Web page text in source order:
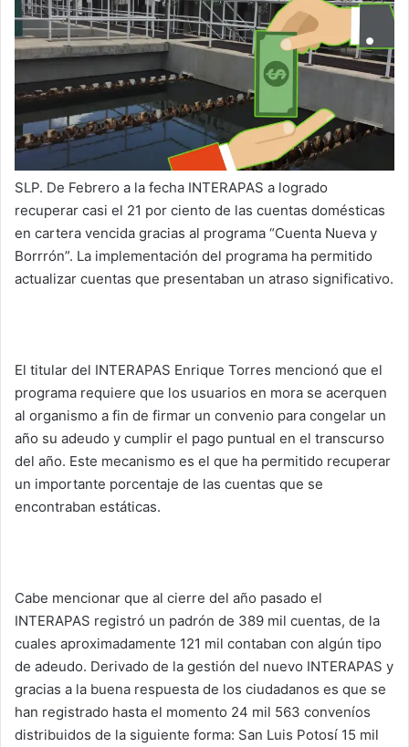
SLP. De Febrero a la fecha INTERAPAS a logrado
recuperar casi el 21 por ciento de las cuentas domésticas
en cartera vencida gracias al programa “Cuenta Nueva y
Borrrón”. La implementación del programa ha permitido
actualizar cuentas que presentaban un atraso significativo.
El titular del INTERAPAS Enrique Torres mencionó que el
programa requiere que los usuarios en mora se acerquen
al organismo a fin de firmar un convenio para congelar un
año su adeudo y cumplir el pago puntual en el transcurso
del año. Este mecanismo es el que ha permitido recuperar
un importante porcentaje de las cuentas que se
encontraban estáticas.
Cabe mencionar que al cierre del año pasado el
INTERAPAS registró un padrón de 389 mil cuentas, de la
cuales aproximadamente 121 mil contaban con algún tipo
de adeudo. Derivado de la gestión del nuevo INTERAPAS y
gracias a la buena respuesta de los ciudadanos es que se
han registrado hasta el momento 24 mil 563 conveníos
distribuidos de la siguiente forma: San Luis Potosí 15 mil